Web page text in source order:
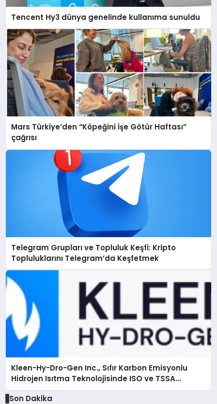
Tencent Hy3 dünya genelinde kullanıma sunuldu
Mars Türkiye’den “Köpeğini İşe Götür Haftası”
çağrısı
Telegram Grupları ve Topluluk Keşfi: Kripto
Topluluklarını Telegram’da Keşfetmek
Kleen-Hy-Dro-Gen Inc., Sıfır Karbon Emisyonlu
Hidrojen Isıtma Teknolojisinde ISO ve TSSA
Düzenleyici Onaylarını Aldı
Son Dakika